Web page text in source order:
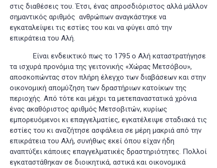
στις διαθέσεις του. Έτσι, ένας απροσδιόριστος αλλά μάλλον
σημαντικός αριθμός ανθρώπων αναγκάστηκε να
εγκαταλείψει τις εστίες του και να φύγει από την
επικράτεια του Αλή.
Είναι ενδεικτικό πως το 1795 ο Αλή καταστρατήγησε
τα ισχυρά προνόμια της γειτονικής «Χώρας Μετσόβου»,
αποσκοπώντας στον πλήρη έλεγχο των διαβάσεων και στην
οικονομική απομύζηση των δραστήριων κατοίκων της
περιοχής. Από τότε και μέχρι τα μετεπαναστατικά χρόνια
ένας ακαθόριστος αριθμός Μετσοβιτών, κυρίως
εμπορευόμενοι κι επαγγελματίες, εγκατέλειψε σταδιακά τις
εστίες του κι αναζήτησε ασφάλεια σε μέρη μακριά από την
επικράτεια του Αλή, συνήθως εκεί όπου είχαν ήδη
αναπτύξει κάποιες επαγγελματικές δραστηριότητες. Πολλοί
εγκαταστάθηκαν σε διοικητικά, αστικά και οικονομικά